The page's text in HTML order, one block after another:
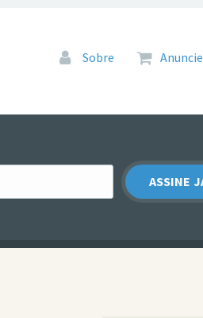
Pular para o conteúdo
Sobre Anuncie